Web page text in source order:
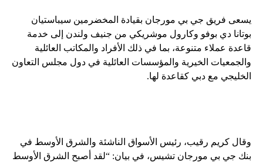
يسعى فريق جي بي مورجان بقيادة المخضرمين سيباستيان
بوتانا دي بوفو وكارول موشريكي من جنيف ولندن إلى خدمة
قاعدة عملاء متنوعة، بما في ذلك الأفراد والمكاتب العائلية
والجمعيات الخيرية والمؤسسات العائلية في دول مجلس التعاون
الخليجي مع دبي كقاعدة لها.
وقال كريم رقيب، رئيس الأسواق الناشئة والشرق الأوسط في
بنك جي بي مورجان تشيس، في بيان: “لقد أصبح الشرق الأوسط